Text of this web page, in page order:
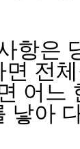
항은
전
어느
낳아